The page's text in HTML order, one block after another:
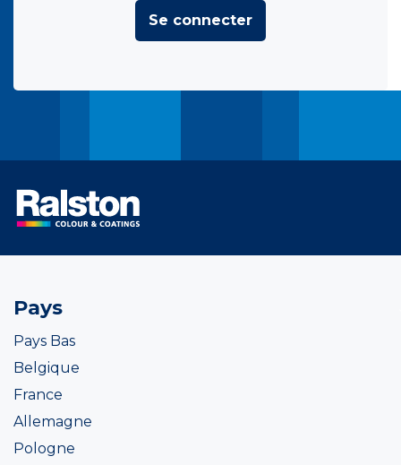
Se connecter
Pays
Pays Bas
Belgique
France
Allemagne
Pologne